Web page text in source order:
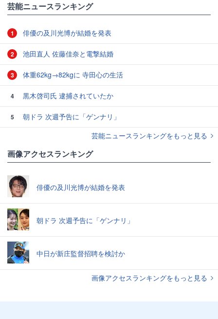
芸能ニュースランキング
1 俳優の及川光博が結婚を発表
2 池田直人 佐藤佳奈と電撃結婚
3 体重62kg→82kgに 寺田心の生活
4 黒木啓司氏 逮捕されていたか
5
朝ドラ 次週予告に「ゲンナリ」
芸能ニュースランキングをもっと見る
画像アクセスランキング
俳優の及川光博が結婚を発表
朝ドラ 次週予告に「ゲンナリ」
中日が新庄監督招聘を検討か
画像アクセスランキングをもっと見る